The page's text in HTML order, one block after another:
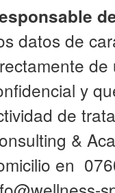
datos de
y
de
&
en